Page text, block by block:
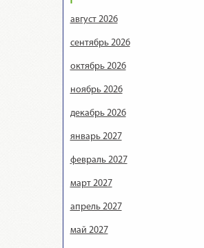
август 2026
сентябрь 2026
октябрь 2026
ноябрь 2026
декабрь 2026
январь 2027
февраль 2027
март 2027
апрель 2027
май 2027